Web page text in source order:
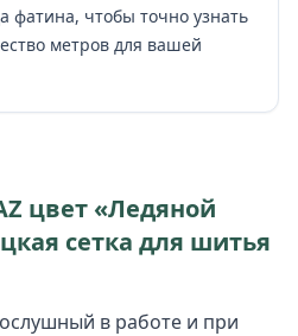
фатина, чтобы точно узнать
метров для вашей
цвет «Ледяной
сетка для шитья
в работе и при